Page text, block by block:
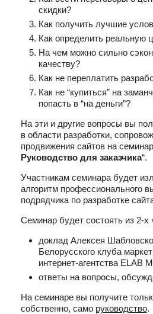
скидки?
Как получить лучшие
Как определить реальную
На чем можно сильно
качеству?
Как не переплатить
Как не “купиться” на
попасть в “на деньги”?
На эти и другие вопросы вы
в области разработки,
продвижения сайтов на
Руководство для заказчика“.
Участникам семинара будет
алгоритм профессионального
подрядчика по разработке
Семинар будет состоять из 2-х
доклад Алексея
Белорусского клуба
интернет-агентства ELAB
ответы на вопросы,
На семинаре вы получите
собственно, само руководство.